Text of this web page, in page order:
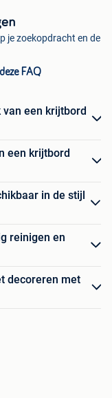
je zoekopdracht en de
FAQ
een krijtbord
een krijtbord
in de stijl
reinigen en
decoreren met